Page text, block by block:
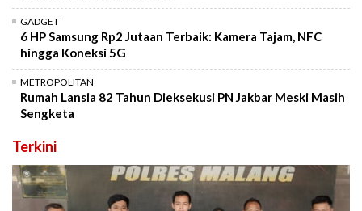
GADGET
6 HP Samsung Rp2 Jutaan Terbaik: Kamera Tajam, NFC
hingga Koneksi 5G
METROPOLITAN
Rumah Lansia 82 Tahun Dieksekusi PN Jakbar Meski Masih
Sengketa
Terkini